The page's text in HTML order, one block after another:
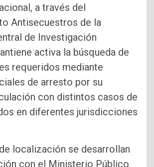
a través del
Antisecuestros de la
de Investigación
activa la búsqueda de
requeridos mediante
de arresto por su
con distintos casos de
en diferentes jurisdicciones
localización se desarrollan
con el Ministerio Público,